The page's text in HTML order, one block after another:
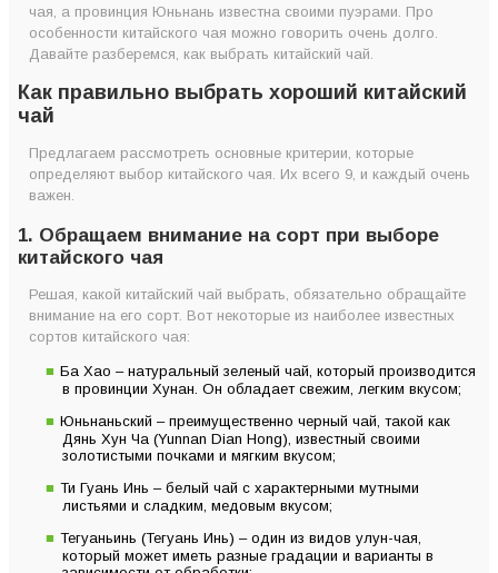
Как выбрать китайский чай? Кратко
чая, а провинция Юньнань известна своими пуэрами. Про
особенности китайского чая можно говорить очень долго.
Давайте разберемся, как выбрать китайский чай.
Как правильно выбрать хороший китайский
чай
Предлагаем рассмотреть основные критерии, которые
определяют выбор китайского чая. Их всего 9, и каждый очень
важен.
1. Обращаем внимание на сорт при выборе
китайского чая
Решая, какой китайский чай выбрать, обязательно обращайте
внимание на его сорт. Вот некоторые из наиболее известных
сортов китайского чая:
Ба Хао – натуральный зеленый чай, который производится
в провинции Хунан. Он обладает свежим, легким вкусом;
Юньнаньский – преимущественно черный чай, такой как
Дянь Хун Ча (Yunnan Dian Hong), известный своими
золотистыми почками и мягким вкусом;
Ти Гуань Инь – белый чай с характерными мутными
листьями и сладким, медовым вкусом;
Тегуаньинь (Тегуань Инь) – один из видов улун-чая,
который может иметь разные градации и варианты в